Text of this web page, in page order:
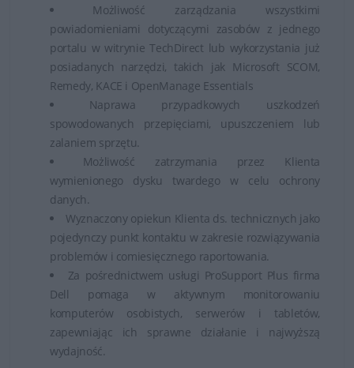
Możliwość zarządzania wszystkimi
powiadomieniami dotyczącymi zasobów z jednego
portalu w witrynie TechDirect lub wykorzystania już
posiadanych narzędzi, takich jak Microsoft SCOM,
Remedy, KACE i OpenManage Essentials
Naprawa przypadkowych uszkodzeń
spowodowanych przepięciami, upuszczeniem lub
zalaniem sprzętu.
Możliwość zatrzymania przez Klienta
wymienionego dysku twardego w celu ochrony
danych.
Wyznaczony opiekun Klienta ds. technicznych jako
pojedynczy punkt kontaktu w zakresie rozwiązywania
problemów i comiesięcznego raportowania.
Za pośrednictwem usługi ProSupport Plus firma
Dell pomaga w aktywnym monitorowaniu
komputerów osobistych, serwerów i tabletów,
zapewniając ich sprawne działanie i najwyższą
wydajność.